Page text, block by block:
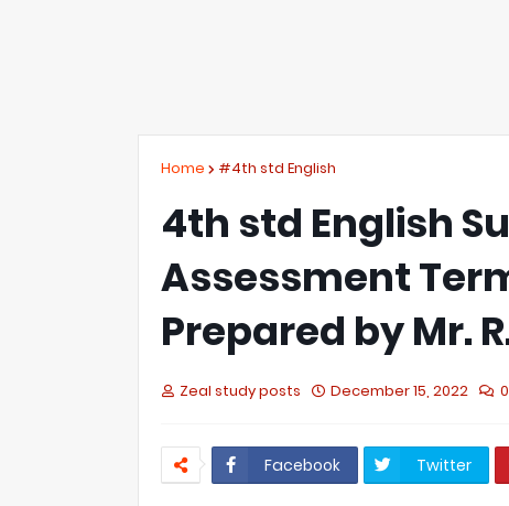
Home #4th std English
4th std English
Assessment
Prepared by Mr.
Zeal study posts December 15, 2022
Facebook Twitter